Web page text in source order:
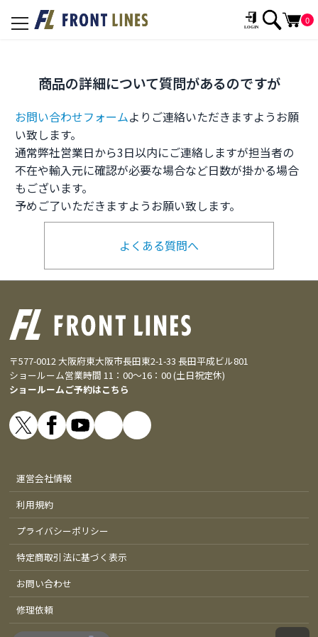
toggle
0
商品の詳細について質問があるのですが
お問い合わせフォームよりご連絡いただきますようお願
い致します。
通常弊社営業日から3日以内にご連絡しますが担当者の
不在や輸入元に確認が必要な場合など日数が掛かる場合
もございます。
予めご了いただきますようお願い致します。
よくある質問へ
〒577-0012 大阪府東大阪市長田東2-1-33 長田平成ビル801
ショールーム営業時間 11：00～16：00 (土日祝定休)
ショールームご予約はこちら
運営会社情報
利用規約
プライバシーポリシー
特定商取引法に基づく表示
お問い合わせ
修理依頼